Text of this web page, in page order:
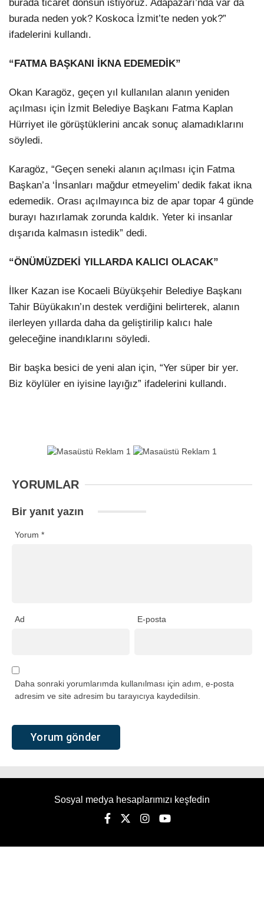
burada ticaret dönsün istiyoruz. Adapazarı’nda var da
burada neden yok? Koskoca İzmit’te neden yok?”
ifadelerini kullandı.
“FATMA BAŞKANI İKNA EDEMEDİK”
Okan Karagöz, geçen yıl kullanılan alanın yeniden
açılması için İzmit Belediye Başkanı Fatma Kaplan
Hürriyet ile görüştüklerini ancak sonuç alamadıklarını
söyledi.
Karagöz, “Geçen seneki alanın açılması için Fatma
Başkan’a ‘İnsanları mağdur etmeyelim’ dedik fakat ikna
edemedik. Orası açılmayınca biz de apar topar 4 günde
burayı hazırlamak zorunda kaldık. Yeter ki insanlar
dışarıda kalmasın istedik” dedi.
“ÖNÜMÜZDEKİ YILLARDA KALICI OLACAK”
İlker Kazan ise Kocaeli Büyükşehir Belediye Başkanı
Tahir Büyükakın’ın destek verdiğini belirterek, alanın
ilerleyen yıllarda daha da geliştirilip kalıcı hale
geleceğine inandıklarını söyledi.
Bir başka besici de yeni alan için, “Yer süper bir yer.
Biz köylüler en iyisine layığız” ifadelerini kullandı.
YORUMLAR
Bir yanıt yazın
Yorum *
Ad E-posta
Daha sonraki yorumlarımda kullanılması için adım, e-posta
adresim ve site adresim bu tarayıcıya kaydedilsin.
Sosyal medya hesaplarımızı keşfedin